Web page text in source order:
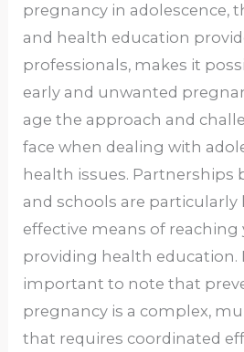
pregnancy in adolescence,
and health education
professionals, makes it
early and unwanted
age the approach and
face when dealing with
health issues. Partnerships
and schools are
effective means of
providing health education.
important to note that
pregnancy is a complex,
that requires coordinated